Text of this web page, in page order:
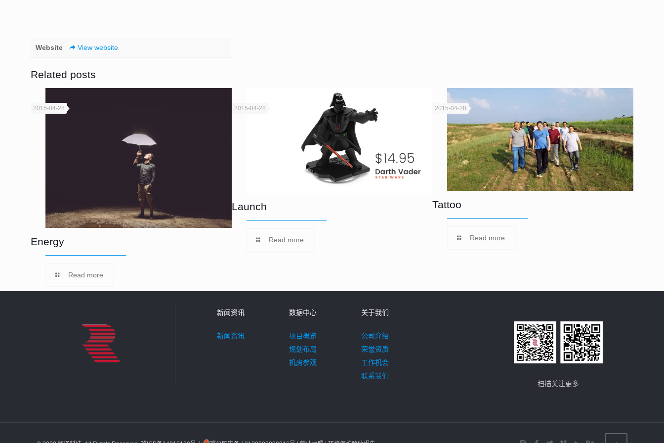
Website View website
Related posts
2015-04-28
Energy
Read more
2015-04-28
Launch
Read more
2015-04-28
Tattoo
Read more
新闻资讯
新闻资讯
数据中心
项目概览
规划布局
机房参观
关于我们
公司介绍
荣誉资质
工作机会
联系我们
扫描关注更多